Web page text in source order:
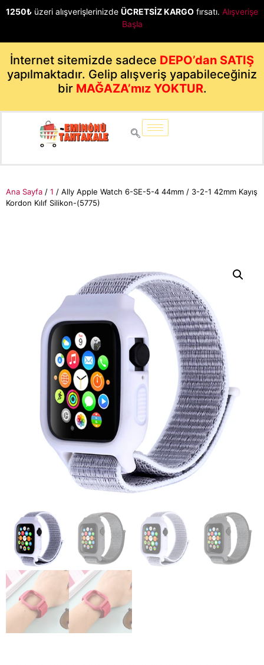
1250₺ üzeri alışverişlerinizde ÜCRETSİZ KARGO fırsatı. Alışverişe
Başla
İnternet sitemizde sadece DEPO’dan SATIŞ
yapılmaktadır. Gelip alışveriş yapabileceğiniz
bir MAĞAZA’mız YOKTUR.
Ana Sayfa / 1 / Ally Apple Watch 6-SE-5-4 44mm / 3-2-1 42mm Kayış
Kordon Kılıf Silikon-(5775)